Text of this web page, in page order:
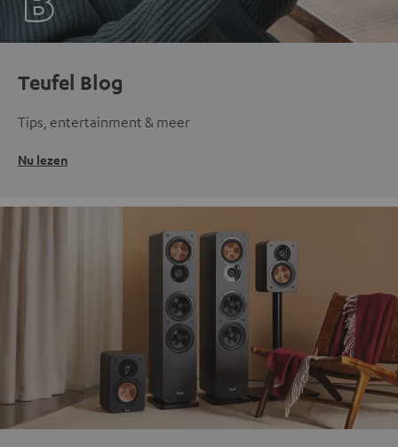
Teufel Blog
Tips, entertainment & meer
Nu lezen